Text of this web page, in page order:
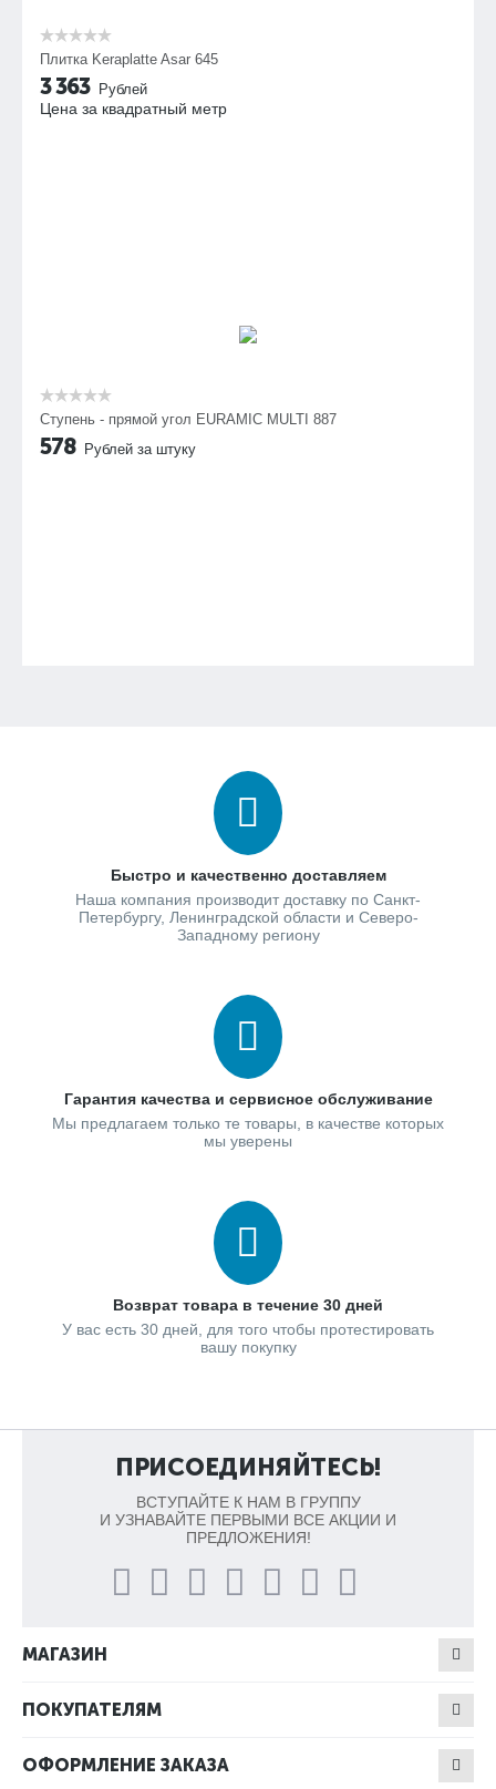
Плитка Keraplatte Asar 645
3 363 Рублей
Цена за квадратный метр
Ступень - прямой угол EURAMIC MULTI 887
578 Рублей за штуку
Быстро и качественно доставляем
Наша компания производит доставку по Санкт-
Петербургу, Ленинградской области и Северо-
Западному региону
Гарантия качества и сервисное обслуживание
Мы предлагаем только те товары, в качестве которых
мы уверены
Возврат товара в течение 30 дней
У вас есть 30 дней, для того чтобы протестировать
вашу покупку
ПРИСОЕДИНЯЙТЕСЬ!
ВСТУПАЙТЕ К НАМ В ГРУППУ
И УЗНАВАЙТЕ ПЕРВЫМИ ВСЕ АКЦИИ И
ПРЕДЛОЖЕНИЯ!
МАГАЗИН
ПОКУПАТЕЛЯМ
ОФОРМЛЕНИЕ ЗАКАЗА